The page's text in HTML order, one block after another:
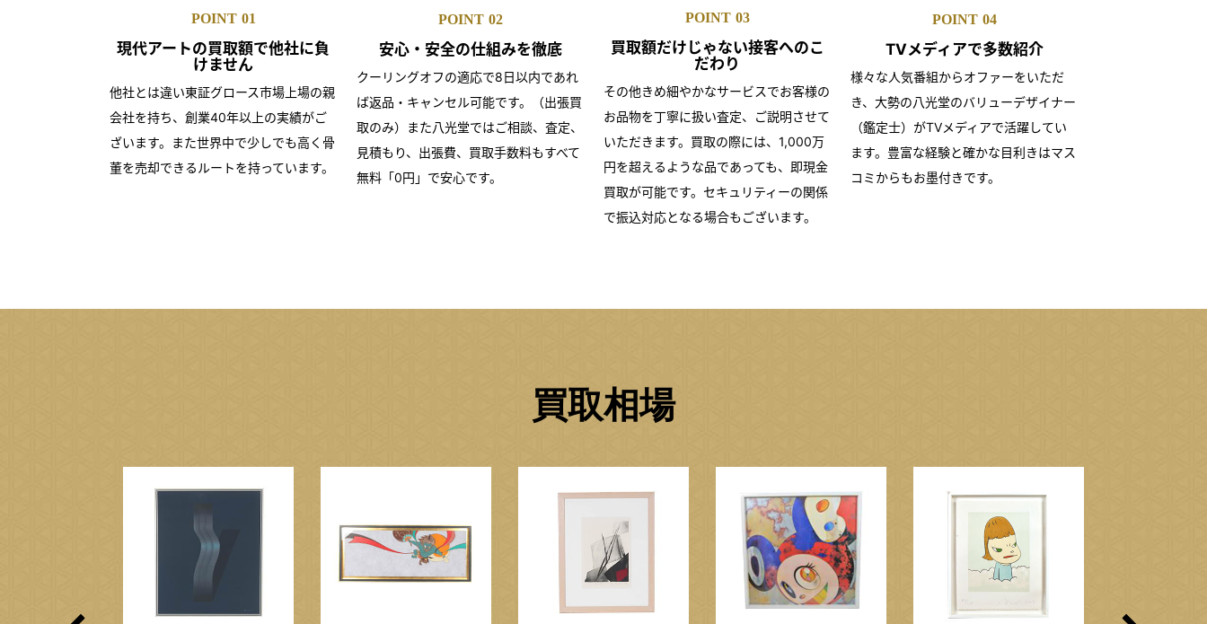
POINT 01
現代アートの買取額で他社に負
けません
他社とは違い東証グロース市場上場の親
会社を持ち、創業40年以上の実績がご
ざいます。また世界中で少しでも高く骨
董を売却できるルートを持っています。
POINT 02
安心・安全の仕組みを徹底
クーリングオフの適応で8日以内であれ
ば返品・キャンセル可能です。（出張買
取のみ）また八光堂ではご相談、査定、
見積もり、出張費、買取手数料もすべて
無料「0円」で安心です。
POINT 03
買取額だけじゃない接客へのこ
だわり
その他きめ細やかなサービスでお客様の
お品物を丁寧に扱い査定、ご説明させて
いただきます。買取の際には、1,000万
円を超えるような品であっても、即現金
買取が可能です。セキュリティーの関係
で振込対応となる場合もございます。
POINT 04
TVメディアで多数紹介
様々な人気番組からオファーをいただ
き、大勢の八光堂のバリューデザイナー
（鑑定士）がTVメディアで活躍してい
ます。豊富な経験と確かな目利きはマス
コミからもお墨付きです。
買取相場